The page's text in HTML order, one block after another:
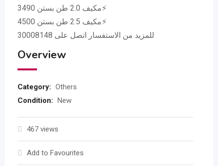
مكيف 2.0 طن بستن 3490⚡
مكيف 2.5 طن بستن 4500⚡
للمزيد من الاستفسار اتصل على 30008148
Overview
Category: Others
Condition: New
467 views
Add to Favourites